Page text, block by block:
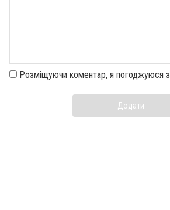
Розміщуючи коментар, я погоджуюся з
Додати